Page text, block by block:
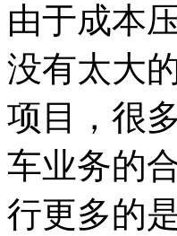
由于成本
没有太大
项目，很
车业务的
行更多的